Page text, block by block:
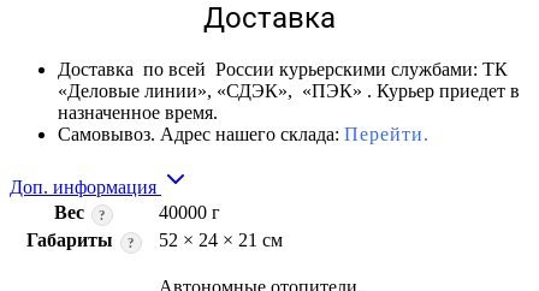
Доставка
Доставка по всей России курьерскими службами: ТК
«Деловые линии», «СДЭК», «ПЭК» . Курьер приедет в
назначенное время.
Самовывоз. Адрес нашего склада: Перейти.
Доп. информация
Вес
?
40000 г
Габариты
? 52 × 24 × 21 см